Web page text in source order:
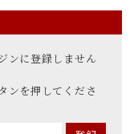
ンに登録しません
ンを押してくださ